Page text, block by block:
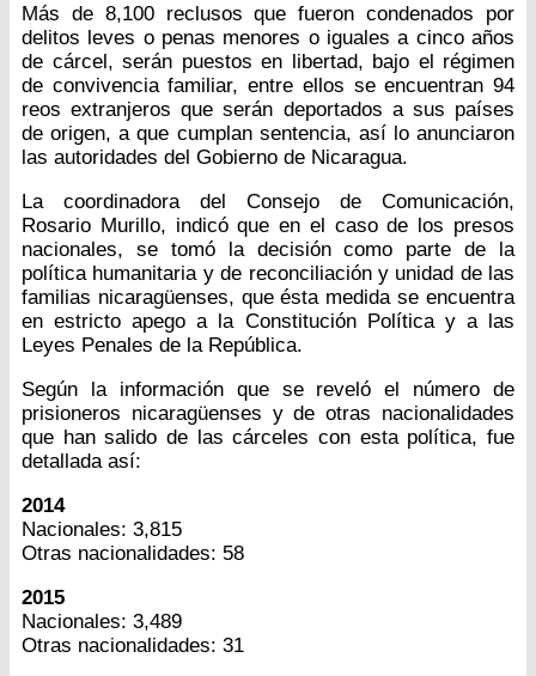
Más de 8,100 reclusos que fueron condenados por
delitos leves o penas menores o iguales a cinco años
de cárcel, serán puestos en libertad, bajo el régimen
de convivencia familiar, entre ellos se encuentran 94
reos extranjeros que serán deportados a sus países
de origen, a que cumplan sentencia, así lo anunciaron
las autoridades del Gobierno de Nicaragua.
La coordinadora del Consejo de Comunicación,
Rosario Murillo, indicó que en el caso de los presos
nacionales, se tomó la decisión como parte de la
política humanitaria y de reconciliación y unidad de las
familias nicaragüenses, que ésta medida se encuentra
en estricto apego a la Constitución Política y a las
Leyes Penales de la República.
Según la información que se reveló el número de
prisioneros nicaragüenses y de otras nacionalidades
que han salido de las cárceles con esta política, fue
detallada así:
2014
Nacionales: 3,815
Otras nacionalidades: 58
2015
Nacionales: 3,489
Otras nacionalidades: 31